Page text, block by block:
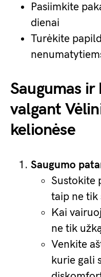
Pasiimkite
dienai
Turėkite
Saugumas
valgant
kelionėse
Saugumo
Sustokite
taip ne tik
Kai
ne tik
Venkite
kurie gali